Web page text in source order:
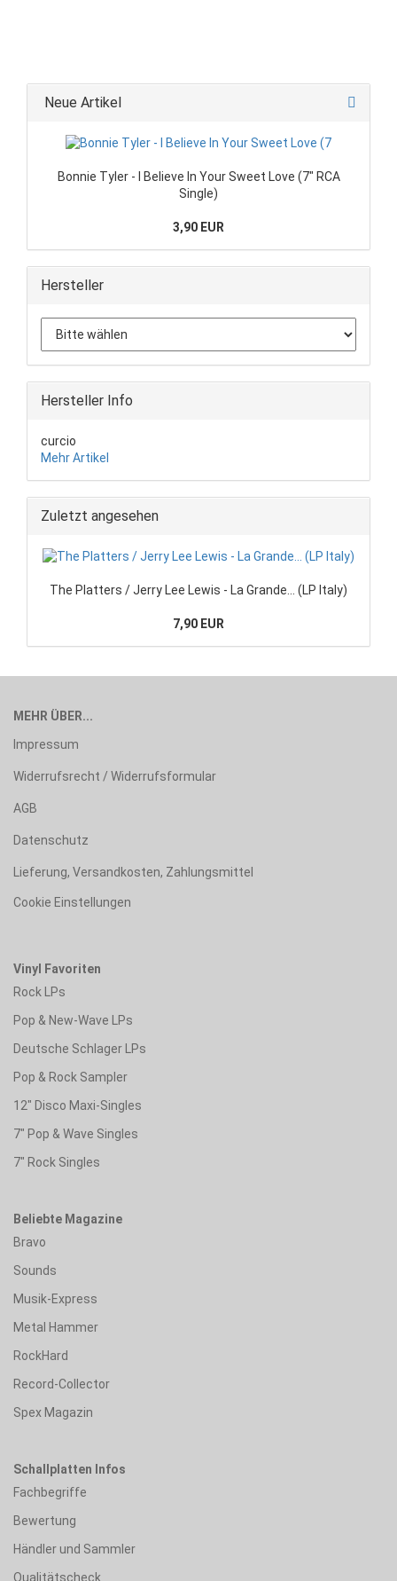
Neue Artikel
Bonnie Tyler - I Believe In Your Sweet Love (7" RCA
Single)
3,90 EUR
Hersteller
Hersteller Info
curcio
Mehr Artikel
Zuletzt angesehen
The Platters / Jerry Lee Lewis - La Grande... (LP Italy)
7,90 EUR
MEHR ÜBER...
Impressum
Widerrufsrecht / Widerrufsformular
AGB
Datenschutz
Lieferung, Versandkosten, Zahlungsmittel
Cookie Einstellungen
Vinyl Favoriten
Rock LPs
Pop & New-Wave LPs
Deutsche Schlager LPs
Pop & Rock Sampler
12" Disco Maxi-Singles
7" Pop & Wave Singles
7" Rock Singles
Beliebte Magazine
Bravo
Sounds
Musik-Express
Metal Hammer
RockHard
Record-Collector
Spex Magazin
Schallplatten Infos
Fachbegriffe
Bewertung
Händler und Sammler
Qualitätscheck